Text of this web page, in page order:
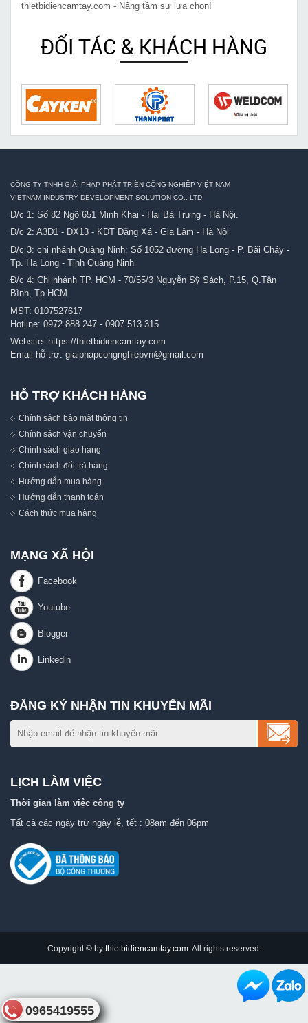
thietbidiencamtay.com - Nâng tầm sự lựa chọn!
ĐỐI TÁC & KHÁCH HÀNG
CÔNG TY TNHH GIẢI PHÁP PHÁT TRIỂN CÔNG NGHIỆP VIỆT NAM
VIETNAM INDUSTRY DEVELOPMENT SOLUTION CO., LTD
Đ/c 1: Số 82 Ngõ 651 Minh Khai - Hai Bà Trưng - Hà Nội.
Đ/c 2: A3D1 - DX13 - KĐT Đặng Xá - Gia Lâm - Hà Nội
Đ/c 3: chi nhánh Quảng Ninh: Số 1052 đường Hạ Long - P. Bãi Cháy -
Tp. Hạ Long - Tỉnh Quảng Ninh
Đ/c 4: Chi nhánh TP. HCM - 70/55/3 Nguyễn Sỹ Sách, P.15, Q.Tân
Bình, Tp.HCM
MST: 0107527617
Hotline: 0972.888.247 - 0907.513.315
Website: https://thietbidiencamtay.com
Email hỗ trợ: giaiphapcongnghiepvn@gmail.com
HỖ TRỢ KHÁCH HÀNG
Chính sách bảo mật thông tin
Chính sách vận chuyển
Chính sách giao hàng
Chính sách đổi trả hàng
Hướng dẫn mua hàng
Hướng dẫn thanh toán
Cách thức mua hàng
MẠNG XÃ HỘI
ĐĂNG KÝ NHẬN TIN KHUYẾN MÃI
LỊCH LÀM VIỆC
Thời gian làm việc công ty
Tất cả các ngày trừ ngày lễ, tết : 08am đến 06pm
Copyright © by thietbidiencamtay.com. All rights reserved.
0965419555